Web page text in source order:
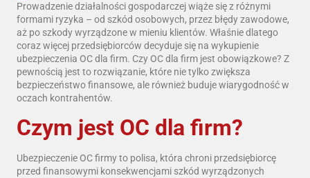
Prowadzenie działalności gospodarczej wiąże się z różnymi
formami ryzyka – od szkód osobowych, przez błędy zawodowe,
aż po szkody wyrządzone w mieniu klientów. Właśnie dlatego
coraz więcej przedsiębiorców decyduje się na wykupienie
ubezpieczenia OC dla firm. Czy OC dla firm jest obowiązkowe? Z
pewnością jest to rozwiązanie, które nie tylko zwiększa
bezpieczeństwo finansowe, ale również buduje wiarygodność w
oczach kontrahentów.
Czym jest OC dla firm?
Ubezpieczenie OC firmy to polisa, która chroni przedsiębiorcę
przed finansowymi konsekwencjami szkód wyrządzonych